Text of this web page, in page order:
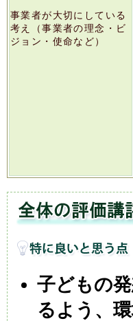
事業者が大切にしている
考え（事業者の理念・ビ
ジョン・使命など）
子どもの
るよう、